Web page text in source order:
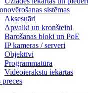
sistēmas
Aksesuāri
Apvalki un kronšteini
Barošanas bloki un PoE
IP kameras / serveri
Objektīvi
Programmatūra
Videoierakstu iekārtas
preces